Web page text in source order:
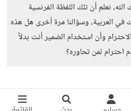
نعلم أن تلك اللفظة الفرنسية
العربية، وسؤالنا مرة أخرى هل هذه
وأن استخدام الضمير أنت بدلاً
احترام لمن تحاوره؟